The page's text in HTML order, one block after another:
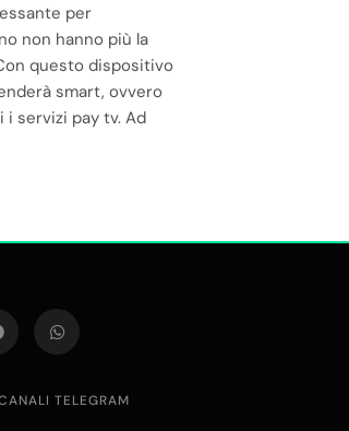
per
non hanno più la
questo dispositivo
smart, ovvero
servizi pay tv. Ad
TELEGRAM